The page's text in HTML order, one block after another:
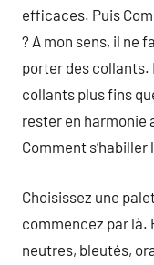
efficaces. Puis
? A mon sens, il ne
porter des collants.
collants plus fins
rester en harmonie
Comment s’habiller
Choisissez une
commencez par là.
neutres, bleutés,